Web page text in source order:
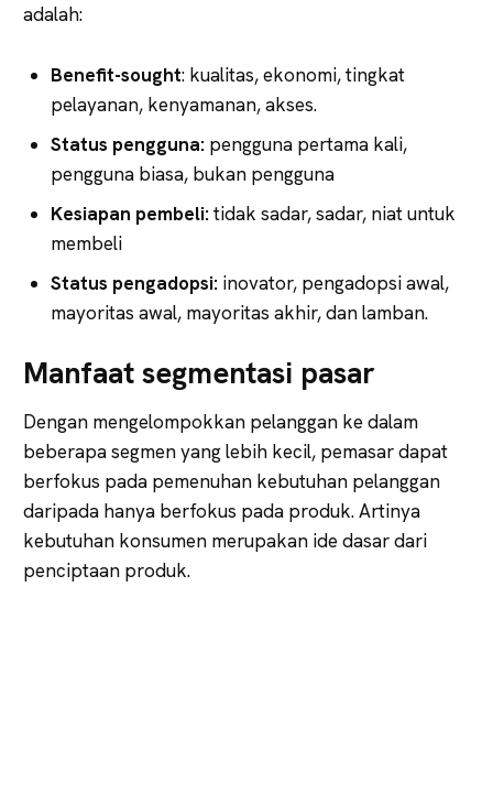
adalah:
Benefit-sought: kualitas, ekonomi, tingkat
pelayanan, kenyamanan, akses.
Status pengguna: pengguna pertama kali,
pengguna biasa, bukan pengguna
Kesiapan pembeli:tidak sadar, sadar, niat untuk
membeli
Status pengadopsi: inovator, pengadopsi awal,
mayoritas awal, mayoritas akhir, dan lamban.
Manfaat segmentasi pasar
Dengan mengelompokkan pelanggan ke dalam
beberapa segmen yang lebih kecil, pemasar dapat
berfokus pada pemenuhan kebutuhan pelanggan
daripada hanya berfokus pada produk. Artinya
kebutuhan konsumen merupakan ide dasar dari
penciptaan produk.